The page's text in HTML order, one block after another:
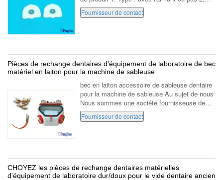
Article : Base en plastique dentaire 3. Couleur
: Blanc 4. Matériel : ...
Fournisseur de contact
Pièces de rechange dentaires d'équipement de laboratoire de bec
matériel en laiton pour la machine de sableuse
bec en laiton accessoire de sableuse dentaire
pour la machine de sableuse Au sujet de nous
Nous sommes une société fournisseuse de
laboratoire dentaire qui s'est spécialisée dans
la fabrication et le marketing ...
Fournisseur de contact
CHOYEZ les pièces de rechange dentaires matérielles
d'équipement de laboratoire dur/doux pour le vide dentaire ancien